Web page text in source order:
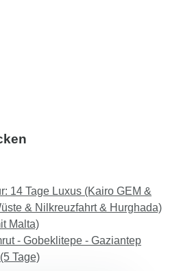
14 Tage Luxus (Kairo GEM &
& Nilkreuzfahrt & Hurghada)
Malta)
- Gobeklitepe - Gaziantep
Tage)